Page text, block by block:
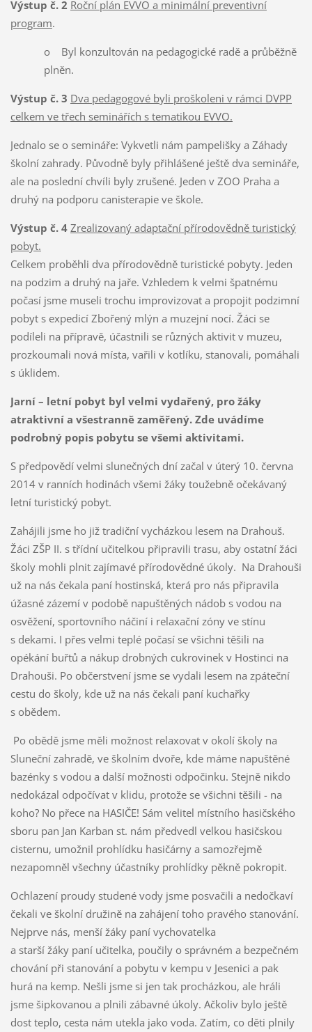
Výstup č. 2 Roční plán EVVO a minimální preventivní
program.
o Byl konzultován na pedagogické radě a průběžně
plněn.
Výstup č. 3 Dva pedagogové byli proškoleni v rámci DVPP
celkem ve třech seminářích s tematikou EVVO.
Jednalo se o semináře: Vykvetli nám pampelišky a Záhady
školní zahrady. Původně byly přihlášené ještě dva semináře,
ale na poslední chvíli byly zrušené. Jeden v ZOO Praha a
druhý na podporu canisterapie ve škole.
Výstup č. 4 Zrealizovaný adaptační přírodovědně turistický
pobyt.
Celkem proběhli dva přírodovědně turistické pobyty. Jeden
na podzim a druhý na jaře. Vzhledem k velmi špatnému
počasí jsme museli trochu improvizovat a propojit podzimní
pobyt s expedicí Zbořený mlýn a muzejní nocí. Žáci se
podíleli na přípravě, účastnili se různých aktivit v muzeu,
prozkoumali nová místa, vařili v kotlíku, stanovali, pomáhali
s úklidem.
Jarní – letní pobyt byl velmi vydařený, pro žáky
atraktivní a všestranně zaměřený. Zde uvádíme
podrobný popis pobytu se všemi aktivitami.
S předpovědí velmi slunečných dní začal v úterý 10. června
2014 v ranních hodinách všemi žáky toužebně očekávaný
letní turistický pobyt.
Zahájili jsme ho již tradiční vycházkou lesem na Drahouš.
Žáci ZŠP II. s třídní učitelkou připravili trasu, aby ostatní žáci
školy mohli plnit zajímavé přírodovědné úkoly. Na Drahouši
už na nás čekala paní hostinská, která pro nás připravila
úžasné zázemí v podobě napuštěných nádob s vodou na
osvěžení, sportovního náčiní i relaxační zóny ve stínu
s dekami. I přes velmi teplé počasí se všichni těšili na
opékání buřtů a nákup drobných cukrovinek v Hostinci na
Drahouši. Po občerstvení jsme se vydali lesem na zpáteční
cestu do školy, kde už na nás čekali paní kuchařky
s obědem.
Po obědě jsme měli možnost relaxovat v okolí školy na
Sluneční zahradě, ve školním dvoře, kde máme napuštěné
bazénky s vodou a další možnosti odpočinku. Stejně nikdo
nedokázal odpočívat v klidu, protože se všichni těšili - na
koho? No přece na HASIČE! Sám velitel místního hasičského
sboru pan Jan Karban st. nám předvedl velkou hasičskou
cisternu, umožnil prohlídku hasičárny a samozřejmě
nezapomněl všechny účastníky prohlídky pěkně pokropit.
Ochlazení proudy studené vody jsme posvačili a nedočkaví
čekali ve školní družině na zahájení toho pravého stanování.
Nejprve nás, menší žáky paní vychovatelka
a starší žáky paní učitelka, poučily o správném a bezpečném
chování při stanování a pobytu v kempu v Jesenici a pak
hurá na kemp. Nešli jsme si jen tak procházkou, ale hráli
jsme šipkovanou a plnili zábavné úkoly. Ačkoliv bylo ještě
dost teplo, cesta nám utekla jako voda. Zatím, co děti plnily